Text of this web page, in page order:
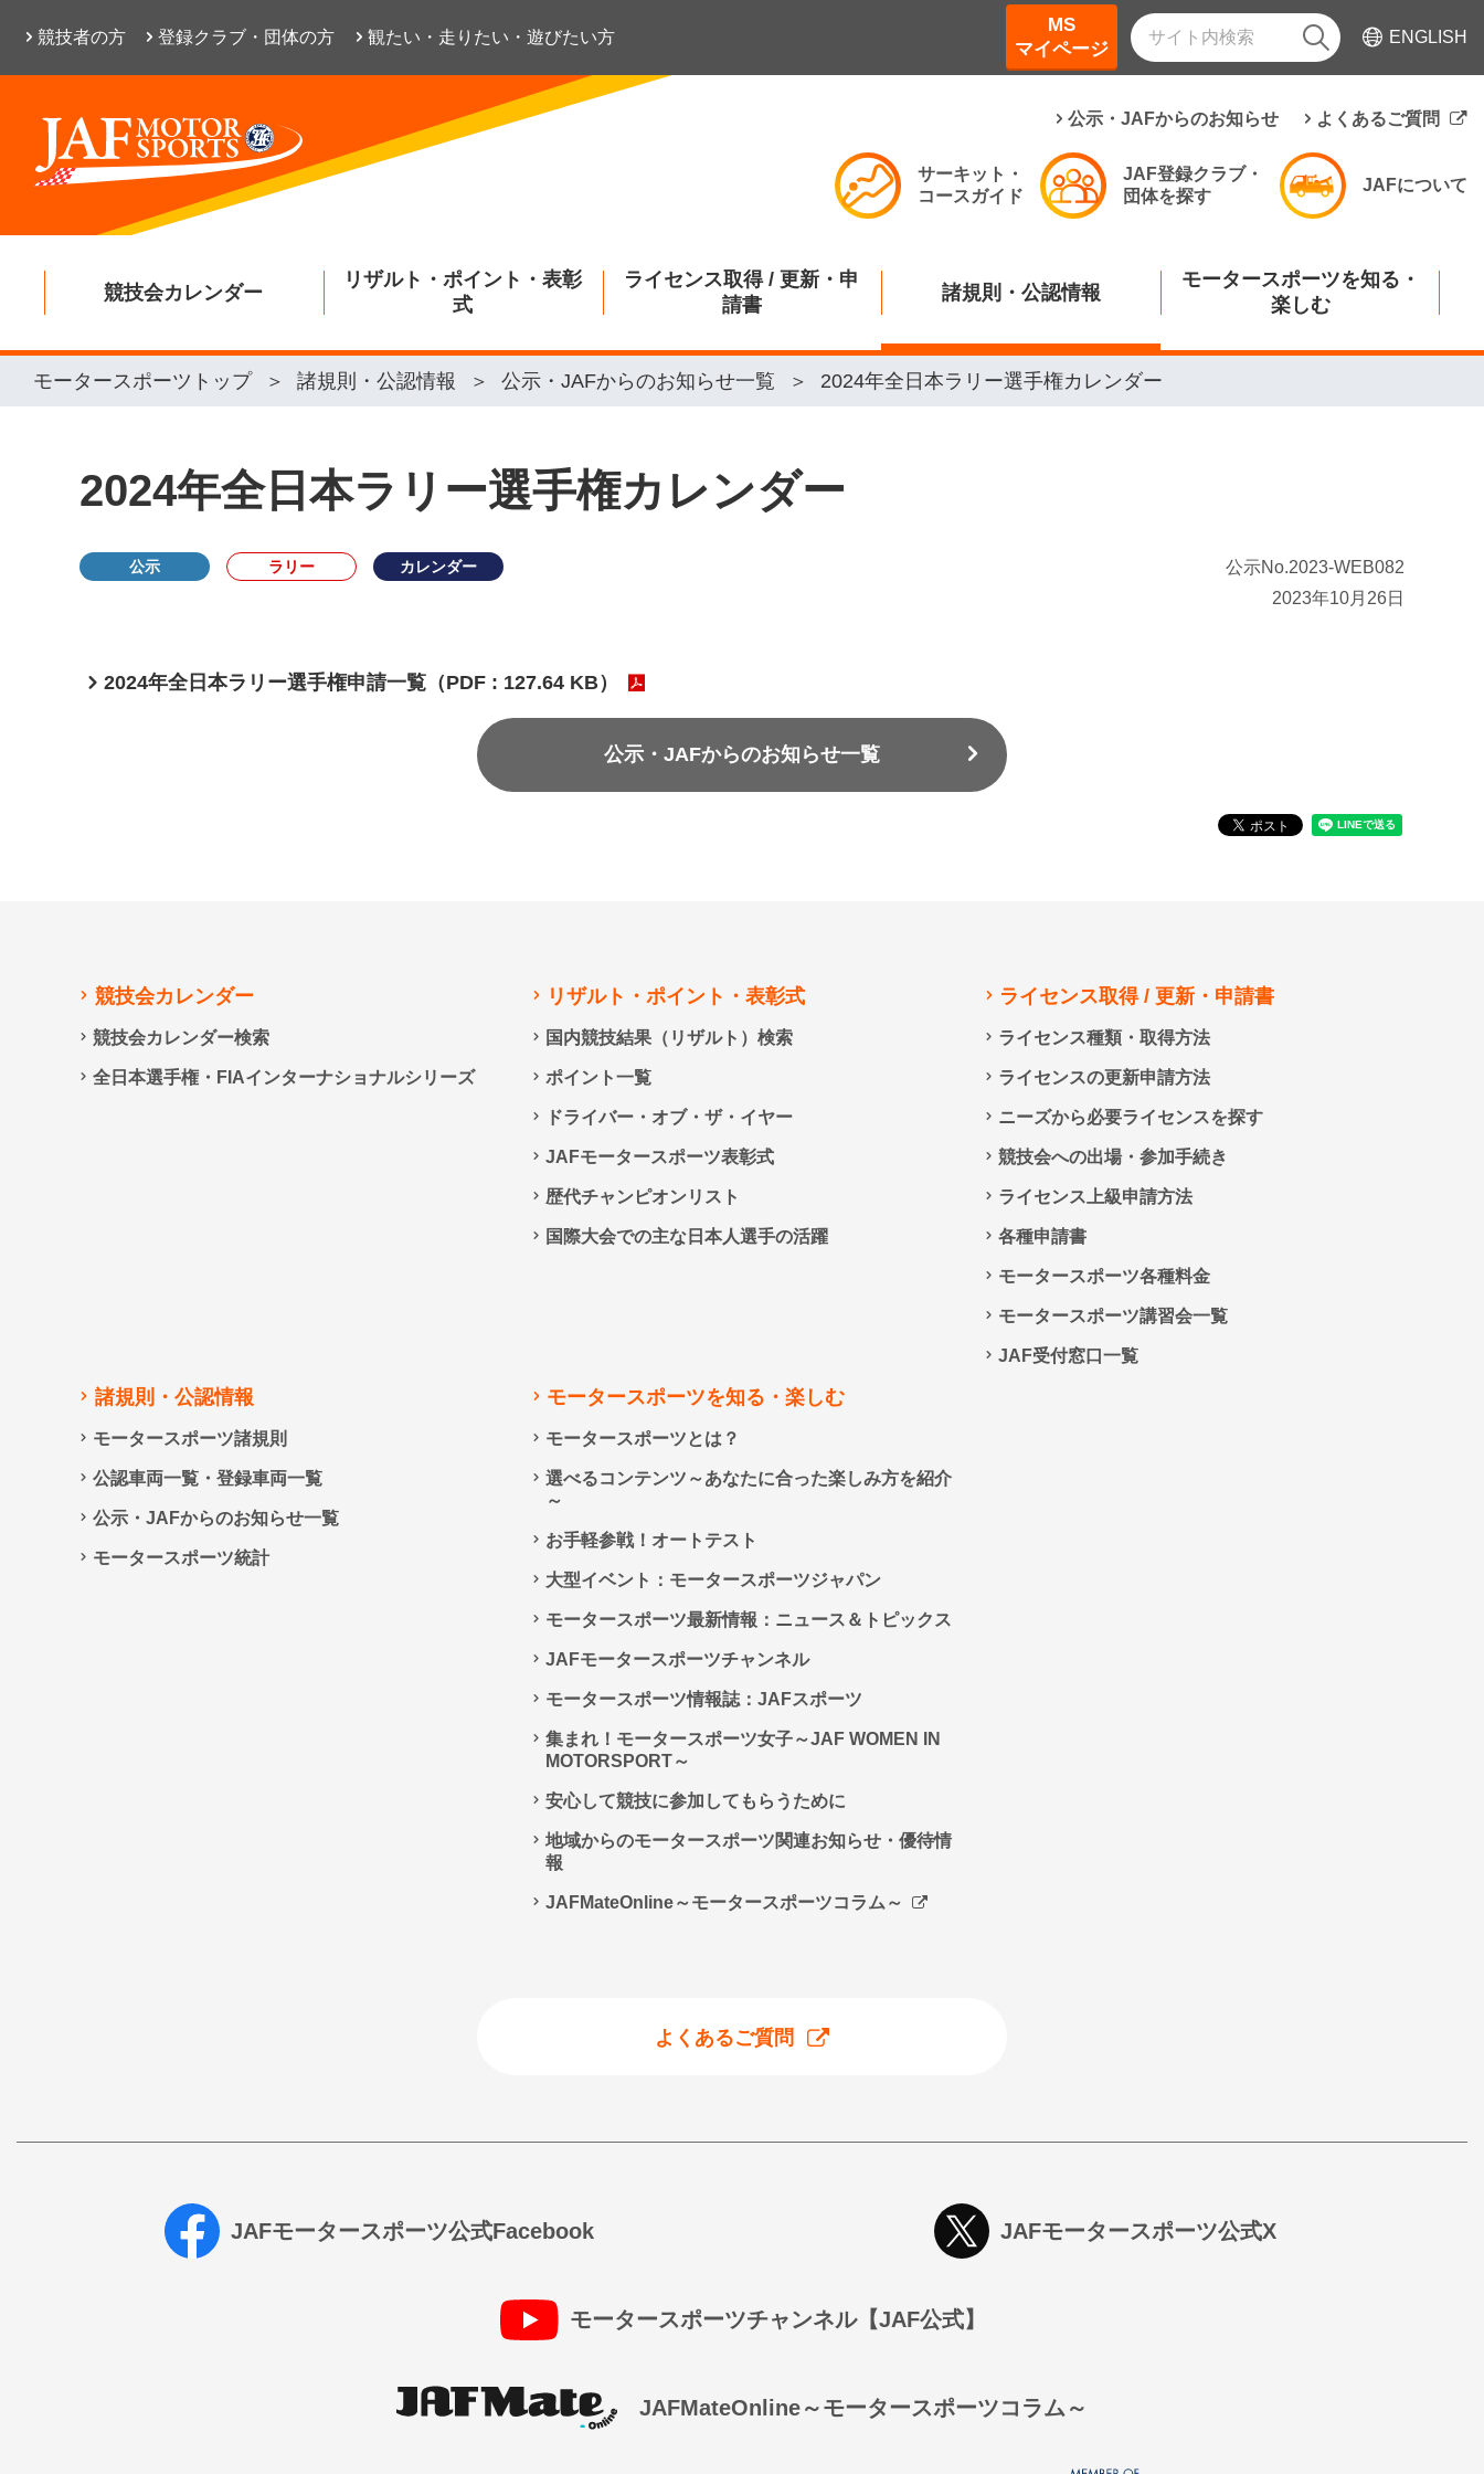
競技者の方 登録クラブ・団体の方 観たい・走りたい・遊びたい方
MS
マイページ
ENGLISH
公示・JAFからのお知らせ よくあるご質問
サーキット・
コースガイド
JAF登録クラブ・
団体を探す
JAFについて
競技会カレンダー
リザルト・ポイント・表彰
式
ライセンス取得 / 更新・申
請書
諸規則・公認情報
モータースポーツを知る・
楽しむ
モータースポーツトップ 諸規則・公認情報 公示・JAFからのお知らせ一覧 2024年全日本ラリー選手権カレンダー
2024年全日本ラリー選手権カレンダー
公示 ラリー カレンダー
公示No.2023-WEB082
2023年10月26日
2024年全日本ラリー選手権申請一覧（PDF : 127.64 KB）
公示・JAFからのお知らせ一覧
競技会カレンダー
競技会カレンダー検索
全日本選手権・FIAインターナショナルシリーズ
リザルト・ポイント・表彰式
国内競技結果（リザルト）検索
ポイント一覧
ドライバー・オブ・ザ・イヤー
JAFモータースポーツ表彰式
歴代チャンピオンリスト
国際大会での主な日本人選手の活躍
ライセンス取得 / 更新・申請書
ライセンス種類・取得方法
ライセンスの更新申請方法
ニーズから必要ライセンスを探す
競技会への出場・参加手続き
ライセンス上級申請方法
各種申請書
モータースポーツ各種料金
モータースポーツ講習会一覧
JAF受付窓口一覧
諸規則・公認情報
モータースポーツ諸規則
公認車両一覧・登録車両一覧
公示・JAFからのお知らせ一覧
モータースポーツ統計
モータースポーツを知る・楽しむ
モータースポーツとは？
選べるコンテンツ～あなたに合った楽しみ方を紹介
～
お手軽参戦！オートテスト
大型イベント：モータースポーツジャパン
モータースポーツ最新情報：ニュース＆トピックス
JAFモータースポーツチャンネル
モータースポーツ情報誌：JAFスポーツ
集まれ！モータースポーツ女子～JAF WOMEN IN
MOTORSPORT～
安心して競技に参加してもらうために
地域からのモータースポーツ関連お知らせ・優待情
報
JAFMateOnline～モータースポーツコラム～
よくあるご質問
JAFモータースポーツ公式Facebook JAFモータースポーツ公式X
モータースポーツチャンネル【JAF公式】
JAFMateOnline～モータースポーツコラム～